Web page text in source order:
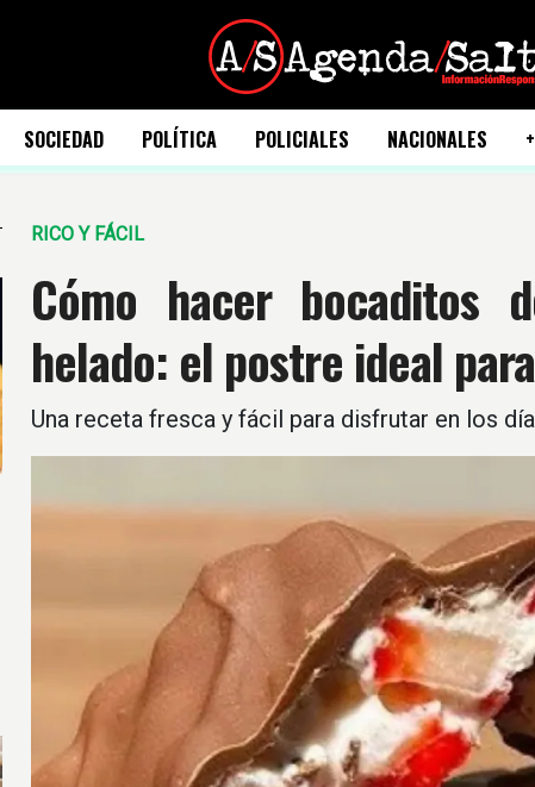
SOCIEDAD POLÍTICA POLICIALES NACIONALES
RICO Y FÁCIL
Cómo hacer bocaditos
helado: el postre ideal
Una receta fresca y fácil para disfrutar en los